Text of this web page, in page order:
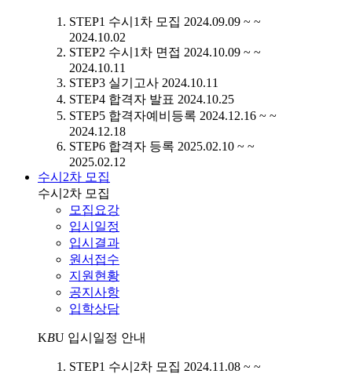
STEP1 수시1차 모집 2024.09.09 ~ ~
2024.10.02
STEP2 수시1차 면접 2024.10.09 ~ ~
2024.10.11
STEP3 실기고사 2024.10.11
STEP4 합격자 발표 2024.10.25
STEP5 합격자예비등록 2024.12.16 ~ ~
2024.12.18
STEP6 합격자 등록 2025.02.10 ~ ~
2025.02.12
수시2차 모집
수시2차 모집
모집요강
입시일정
입시결과
원서접수
지원현황
공지사항
입학상담
KBU 입시일정 안내
STEP1 수시2차 모집 2024.11.08 ~ ~